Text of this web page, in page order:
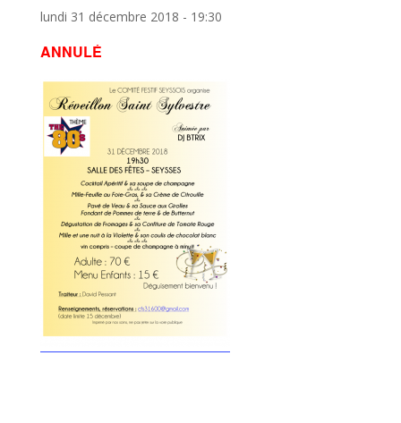
lundi 31 décembre 2018 - 19:30
ANNULÉ